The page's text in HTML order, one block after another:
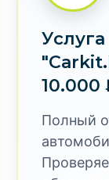
1.5L